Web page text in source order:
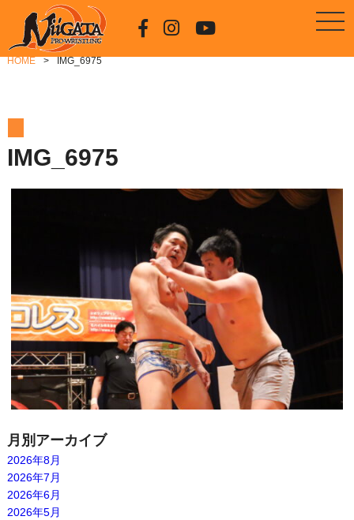
HOME IMG_6975
IMG_6975
月別アーカイブ
2026年8月
2026年7月
2026年6月
2026年5月